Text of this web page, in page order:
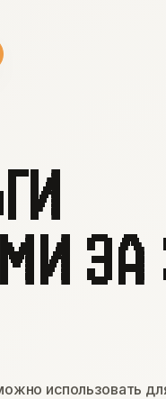
ЗА
использовать